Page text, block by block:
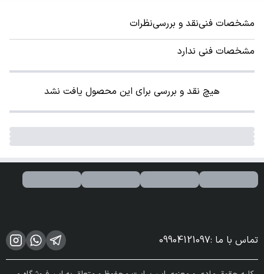
مشخصات فنینقد و بررسینظرات
مشخصات فنی ندارد
هیچ نقد و بررسی برای این محصول یافت نشد
تماس با ما :
09904121097